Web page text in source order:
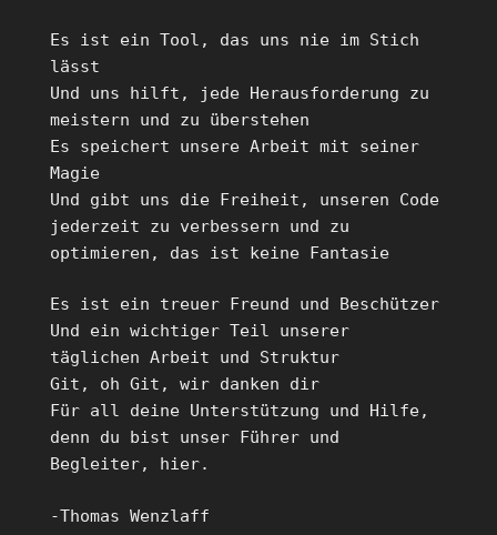
Es ist ein Tool, das uns nie im Stich
lässt
Und uns hilft, jede Herausforderung zu
meistern und zu überstehen
Es speichert unsere Arbeit mit seiner
Magie
Und gibt uns die Freiheit, unseren Code
jederzeit zu verbessern und zu
optimieren, das ist keine Fantasie
Es ist ein treuer Freund und Beschützer
Und ein wichtiger Teil unserer
täglichen Arbeit und Struktur
Git, oh Git, wir danken dir
Für all deine Unterstützung und Hilfe,
denn du bist unser Führer und
Begleiter, hier.
-Thomas Wenzlaff